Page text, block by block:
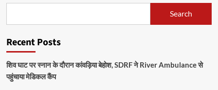
Search
Recent Posts
शिव घाट पर स्नान के दौरान कांवड़िया बेहोश, SDRF ने River Ambulance से
पहुंचाया मेडिकल कैंप